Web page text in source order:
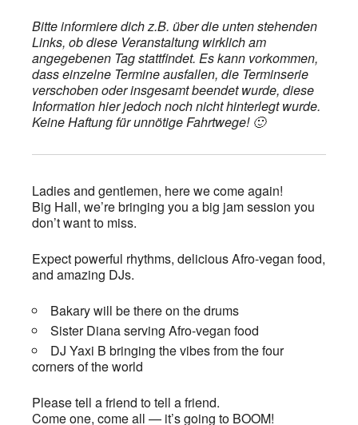
Bitte informiere dich z.B. über die unten stehenden
Links, ob diese Veranstaltung wirklich am
angegebenen Tag stattfindet. Es kann vorkommen,
dass einzelne Termine ausfallen, die Terminserie
verschoben oder insgesamt beendet wurde, diese
Information hier jedoch noch nicht hinterlegt wurde.
Keine Haftung für unnötige Fahrtwege! 🙂
Ladies and gentlemen, here we come again!
Big Hall, we’re bringing you a big jam session you
don’t want to miss.
Expect powerful rhythms, delicious Afro-vegan food,
and amazing DJs.
Bakary will be there on the drums
Sister Diana serving Afro-vegan food
DJ Yaxi B bringing the vibes from the four
corners of the world
Please tell a friend to tell a friend.
Come one, come all — it’s going to BOOM!